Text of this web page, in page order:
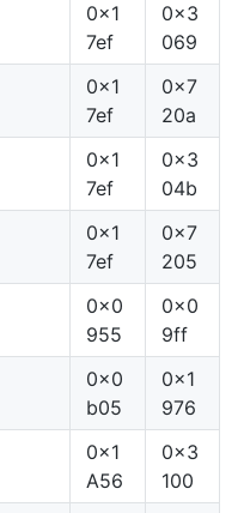
0x1
7ef
0x3
069
0x1
7ef
0x7
20a
0x1
7ef
0x3
04b
0x1
7ef
0x7
205
0x0
955
0x0
9ff
0x0
b05
0x1
976
0x1
A56
0x3
100